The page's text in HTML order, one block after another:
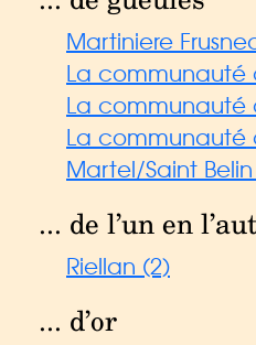
Martiniere
La communauté
La communauté
La communauté
Martel/Saint
... de l’un en
Riellan (2)
... d’or